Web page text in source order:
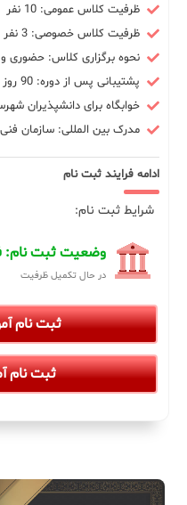
ظرفیت کلاس عمومی: 10 نفر
ظرفیت کلاس خصوصی: 3 نفر
نحوه برگزاری کلاس: حضوری و
پشتیبانی پس از دوره: 90 روز
خوابگاه برای دانشپذیران
مدرک بین المللی: سازمان
ادامه فرایند ثبت نام
شرایط ثبت نام:
وضعیت ثبت نام:
در حال تکمیل ظرفیت
ثبت نام
ثبت نام